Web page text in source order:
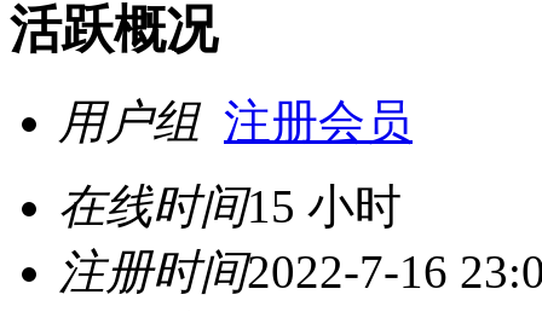
活跃概况
用户组 注册会员
在线时间15 小时
注册时间2022-7-16